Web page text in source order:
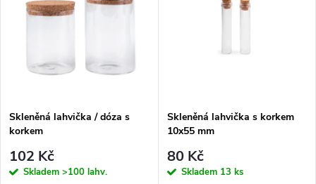
Skleněná lahvička / dóza s
korkem
102 Kč
Skladem >100 lahv.
Skleněná lahvička s korkem
10x55 mm
80 Kč
Skladem 13 ks